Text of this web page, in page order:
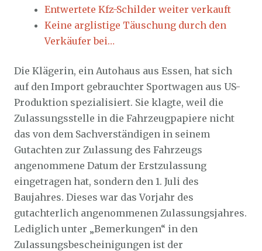
Entwertete Kfz-Schilder weiter verkauft
Keine arglistige Täuschung durch den
Verkäufer bei…
Die Klägerin, ein Autohaus aus Essen, hat sich
auf den Import gebrauchter Sportwagen aus US-
Produktion spezialisiert. Sie klagte, weil die
Zulassungsstelle in die Fahrzeugpapiere nicht
das von dem Sachverständigen in seinem
Gutachten zur Zulassung des Fahrzeugs
angenommene Datum der Erstzulassung
eingetragen hat, sondern den 1. Juli des
Baujahres. Dieses war das Vorjahr des
gutachterlich angenommenen Zulassungsjahres.
Lediglich unter „Bemerkungen“ in den
Zulassungsbescheinigungen ist der